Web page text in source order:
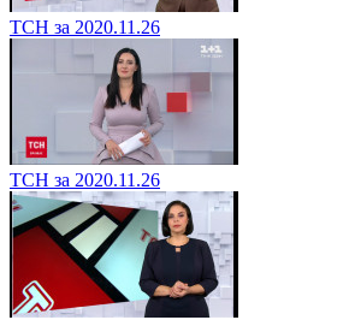
ТСН за 2020.11.26
ТСН за 2020.11.26